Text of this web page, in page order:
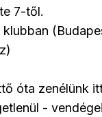
7-től.
klubban
óta zenélünk
-